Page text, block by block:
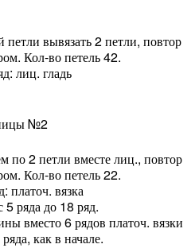
вывязать 2 петли, повтор
Кол-во петель 42.
лиц. гладь
№2
по 2 петли вместе лиц., повтор
Кол-во петель 22.
платоч. вязка
5 ряда до 18 ряд.
вместо 6 рядов платоч. вязки
как в начале.